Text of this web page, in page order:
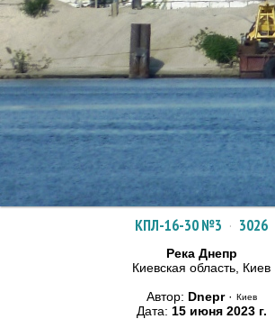
КПЛ-16-30 №3 · 3026
Река Днепр
Киевская область, Киев
Автор: Dnepr· Киев
Дата: 15 июня 2023 г.